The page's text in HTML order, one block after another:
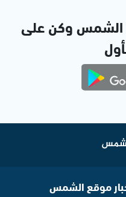
الشمس وكن على
موقع الشمس